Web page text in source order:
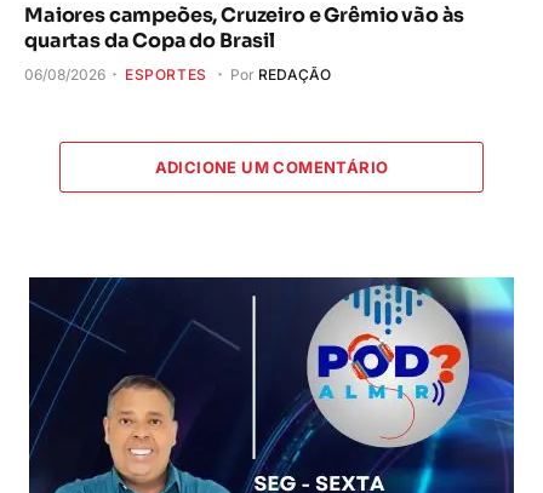
Maiores campeões, Cruzeiro e Grêmio vão às
quartas da Copa do Brasil
06/08/2026 ESPORTES Por REDAÇÃO
ADICIONE UM COMENTÁRIO